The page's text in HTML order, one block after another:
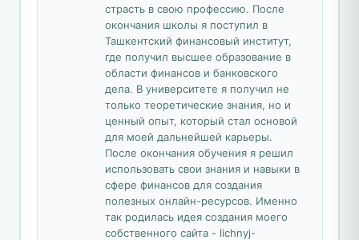
страсть в свою профессию. После
окончания школы я поступил в
Ташкентский финансовый институт,
где получил высшее образование в
области финансов и банковского
дела. В университете я получил не
только теоретические знания, но и
ценный опыт, который стал основой
для моей дальнейшей карьеры.
После окончания обучения я решил
использовать свои знания и навыки в
сфере финансов для создания
полезных онлайн-ресурсов. Именно
так родилась идея создания моего
собственного сайта - lichnyj-